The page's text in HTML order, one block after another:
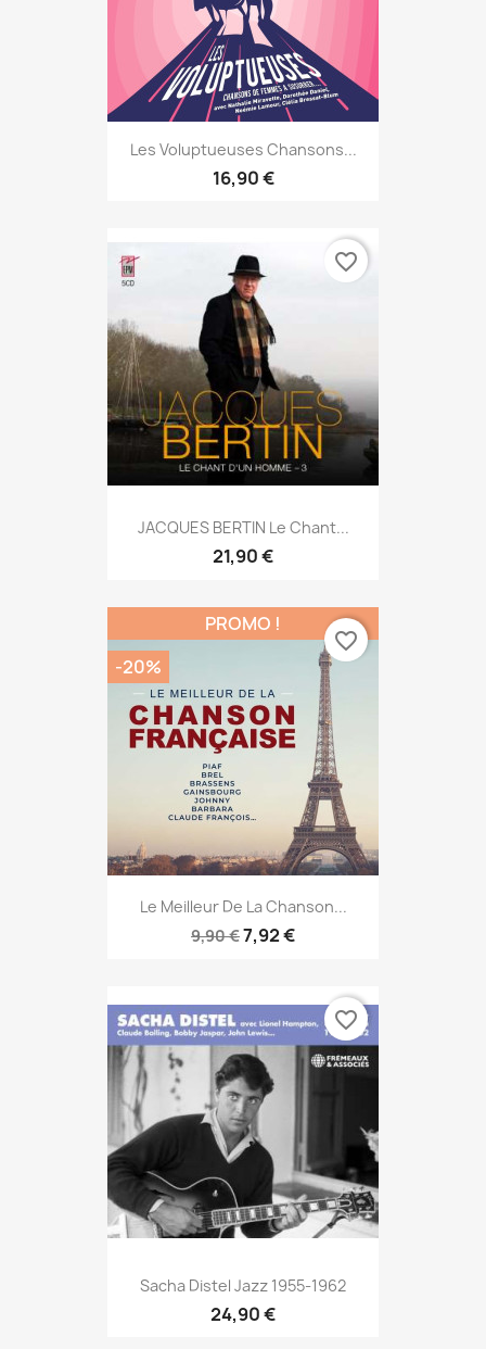
Les Voluptueuses Chansons...
16,90 €
JACQUES BERTIN Le Chant...
21,90 €
favorite_border
Le Meilleur De La Chanson...
9,90 €7,92 €
PROMO !
-20%
favorite_border
Sacha Distel Jazz 1955-1962
24,90 €
favorite_border